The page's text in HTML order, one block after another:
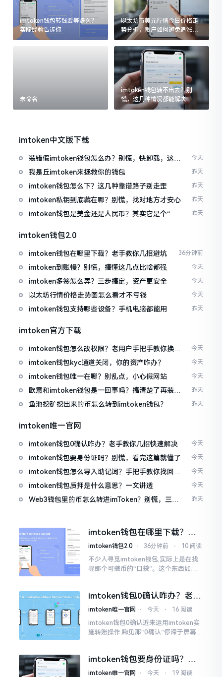
imtoken钱包转钱要等多久？
实际经验告诉你
以太坊币美元行情今日价格走
势分析，散户如何避免追涨杀
跌被套牢
未命名
imtoken钱包转不出去？别
慌，这几种情况都能解决
imtoken中文版下载
装错假imtoken钱包怎么办？别慌，快卸载，这几
招能救急
今天
我是丘imtoken来拯救你的钱包 昨天
imtoken钱包怎么下？这几种靠谱路子别走歪 昨天
imtoken私钥到底藏在哪？别慌，找对地方才安心 昨天
imtoken钱包是美金还是人民币？其实它是个“多
昨天
imtoken钱包2.0
imtoken钱包在哪里下载？老手教你几招避坑 36分钟前
imtoken到账慢？别慌，搞懂这几点比啥都强 今天
imtoken多签怎么弄？三步搞定，资产更安全 今天
以太坊行情价格走势图怎么看才不亏钱 今天
imtoken钱包支持哪些设备？手机电脑都能用 昨天
imtoken官方下载
imtoken钱包怎么改权限？老用户手把手教你换主
人
今天
imtoken钱包kyc通道关闭，你的资产咋办？ 今天
imtoken钱包唯一在哪？别乱点，小心假网站 今天
欧意和imtoken钱包是一回事吗？搞清楚了再装钱
包
昨天
鱼池挖矿挖出来的币怎么转到imtoken钱包？ 昨天
imtoken唯一官网
imtoken钱包0确认咋办？老手教你几招快速解决 今天
imtoken钱包要身份证吗？别慌，看完这篇就懂了 今天
imtoken钱包怎么导入助记词？手把手教你找回资
产
今天
imtoken钱包质押是什么意思？一文讲透 今天
Web3钱包里的币怎么转进imToken？别慌，三步
昨天
imtoken钱包在哪里下载？老
手教你几招避坑
imtoken钱包2.0 ⋅ 36分钟前 ⋅ 10 阅读
不少人寻觅imtoken钱包,实际上是在找
寻那个可装币的“口袋”。这个东西如今
持。
imtoken钱包0确认咋办？老手
教你几招快速解决
imtoken唯一官网 ⋅ 今天 ⋅ 16 阅读
imtoken钱包0确认近来运用imtoken实
施转账操作,瞅见那“0确认”停滞于屏幕之
你仅有干巴巴等待其一途。
imtoken钱包要身份证吗？别
慌，看完这篇就懂了
imtoken唯一官网 ⋅ 今天 ⋅ 19 阅读